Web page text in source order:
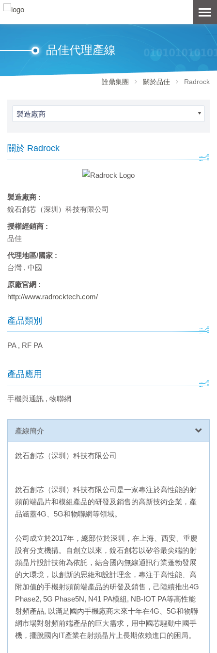
品佳代理產線
詮鼎集團 關於品佳 Radrock
製造廠商
關於 Radrock
製造廠商 :
銳石創芯（深圳）科技有限公司
授權經銷商 :
品佳
代理地區/國家 :
台灣 , 中國
原廠官網 :
http://www.radrocktech.com/
產品類別
PA, RF PA
產品應用
手機與通訊 , 物聯網
產線簡介
銳石創芯（深圳）科技有限公司
銳石創芯（深圳）科技有限公司是一家專注於高性能的射
頻前端晶片和模組產品的研發及銷售的高新技術企業，產
品涵蓋4G、5G和物聯網等領域。
公司成立於2017年，總部位於深圳，在上海、西安、重慶
設有分支機搆。自創立以來，銳石創芯以矽谷最尖端的射
頻晶片設計技術為依託，結合國內無線通訊行業蓬勃發展
的大環境，以創新的思維和設計理念，專注于高性能、高
附加值的手機射頻前端產品的研發及銷售，己陸續推出4G
Phase2, 5G Phase5N, N41 PA模組, NB-IOT PA等高性能
射頻產品, 以滿足國內手機廠商未來十年在4G、5G和物聯
網市場對射頻前端產品的巨大需求，用中國芯驅動中國手
機，擺脫國內IT產業在射頻晶片上長期依賴進口的困局。